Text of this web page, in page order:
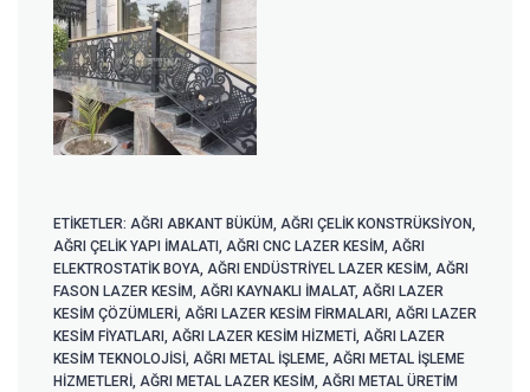
ETIKETLER: AĞRI ABKANT BÜKÜM, AĞRI ÇELIK KONSTRÜKSIYON,
AĞRI ÇELIK YAPI IMALATI , AĞRI CNC LAZER KESIM, AĞRI
ELEKTROSTATIK BOYA, AĞRI ENDÜSTRIYEL LAZER KESIM, AĞRI
FASON LAZER KESIM, AĞRI KAYNAKLI IMALAT, AĞRI LAZER
KESIM ÇÖZÜMLERI, AĞRI LAZER KESIM FIRMALARI , AĞRI LAZER
KESIM FIYATLARI , AĞRI LAZER KESIM HIZMETI, AĞRI LAZER
KESIM TEKNOLOJISI, AĞRI METAL IŞLEME, AĞRI METAL IŞLEME
HIZMETLERI, AĞRI METAL LAZER KESIM, AĞRI METAL ÜRETIM